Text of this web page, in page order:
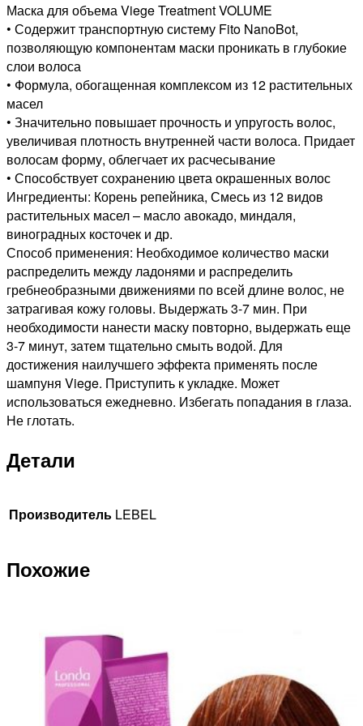
Маска для объема Viege Treatment VOLUME
• Содержит транспортную систему Fito NanoBot,
позволяющую компонентам маски проникать в глубокие
слои волоса
• Формула, обогащенная комплексом из 12 растительных
масел
• Значительно повышает прочность и упругость волос,
увеличивая плотность внутренней части волоса. Придает
волосам форму, облегчает их расчесывание
• Способствует сохранению цвета окрашенных волос
Ингредиенты: Корень репейника, Смесь из 12 видов
растительных масел – масло авокадо, миндаля,
виноградных косточек и др.
Способ применения: Необходимое количество маски
распределить между ладонями и распределить
гребнеобразными движениями по всей длине волос, не
затрагивая кожу головы. Выдержать 3-7 мин. При
необходимости нанести маску повторно, выдержать еще
3-7 минут, затем тщательно смыть водой. Для
достижения наилучшего эффекта применять после
шампуня Viege. Приступить к укладке. Может
использоваться ежедневно. Избегать попадания в глаза.
Не глотать.
Детали
Производитель LEBEL
Похожие